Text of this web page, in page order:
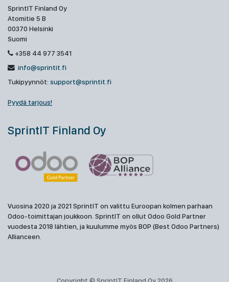
SprintIT Finland Oy
Atomitie 5 B
00370 Helsinki
Suomi
+358 44 977 3541
info@sprintit.fi
Tukipyynnöt: support@sprintit.fi
Pyydä tarjous!
SprintIT Finland Oy
Vuosina 2020 ja 2021 SprintIT on valittu Euroopan kolmen parhaan
Odoo-toimittajan joukkoon. SprintIT on ollut Odoo Gold Partner
vuodesta 2018 lähtien, ja kuulumme myös BOP (Best Odoo Partners)
Allianceen.
Copyright © SprintIT Finland Oy 2026